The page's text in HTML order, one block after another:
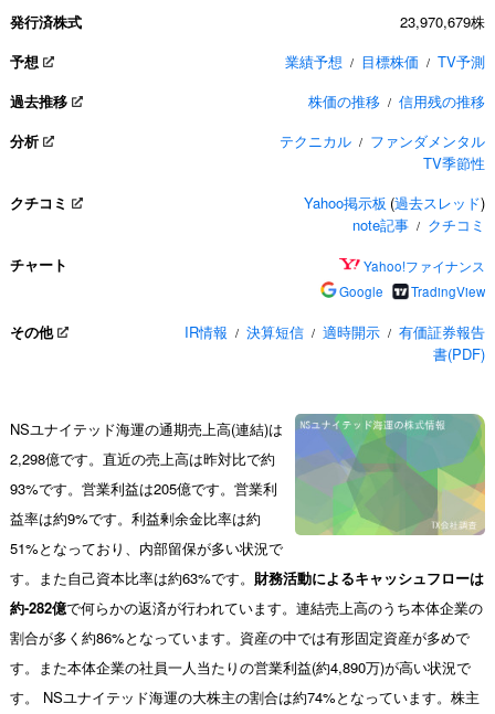
発行済株式
23,970,679株
予想
業績予想 / 目標株価 / TV予測
過去推移
株価の推移 / 信用残の推移
分析
テクニカル / ファンダメンタル
TV季節性
クチコミ
Yahoo掲示板 (過去スレッド)
note記事 / クチコミ
チャート
Yahoo!ファイナンス
Google
TradingView
その他 IR情報 / 決算短信 / 適時開示 / 有価証券報告
書(PDF)
NSユナイテッド海運の通期売上高(連結)は
2,298億です。直近の売上高は昨対比で約
93%です。営業利益は205億です。営業利
益率は約9%です。利益剰余金比率は約
51%となっており、内部留保が多い状況で
す。また自己資本比率は約63%です。 財務活動によるキャッシュフローは
約-282億で何らかの返済が行われています。連結売上高のうち本体企業の
割合が多く約86%となっています。資産の中では有形固定資産が多めで
す。また本体企業の社員一人当たりの営業利益(約4,890万)が高い状況で
す。 NSユナイテッド海運の大株主の割合は約74%となっています。株主